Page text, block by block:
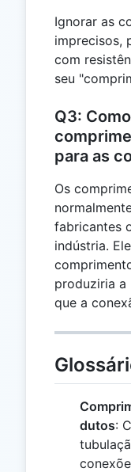
Ignorar as
imprecisos,
com
seu
Q3:
para as
Os
fabricantes
indústria.
produziria a
que a
dutos: